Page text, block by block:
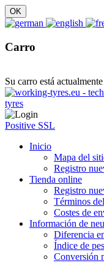
Carro
Su carro está
Positive SSL
Inicio
Mapa del
Registro
Tienda online
Registro
Términos
Costes de
Información de
Diferencia
Índice de
Conversión